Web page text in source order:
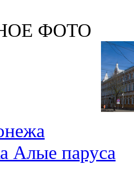
ФОТО
Алые паруса